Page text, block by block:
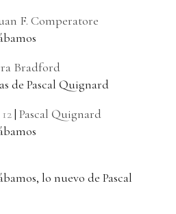
F. Comperatore
Bradford
de Pascal Quignard
| Pascal Quignard
lo nuevo de Pascal